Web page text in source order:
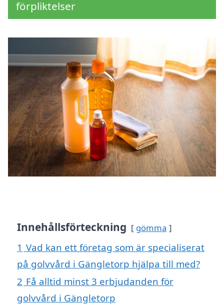
förpliktelser
Innehållsförteckning gömma
1 Vad kan ett företag som är specialiserat
på golvvård i Gängletorp hjälpa till med?
2 Få alltid minst 3 erbjudanden för
golvvård i Gängletorp